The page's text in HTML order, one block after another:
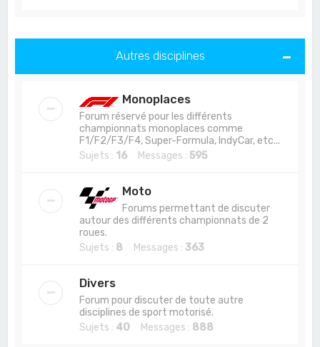
Autres disciplines
Monoplaces
Forum réservé pour les différents
championnats monoplaces comme
F1/F2/F3/F4, Super-Formula, IndyCar, etc...
Sujets : 16 Messages : 595
Moto
Forums permettant de discuter
autour des différents championnats de 2
roues.
Sujets : 8 Messages : 363
Divers
Forum pour discuter de toute autre
disciplines de sport motorisé.
Sujets : 40 Messages : 888